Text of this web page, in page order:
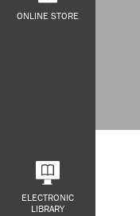
ONLINE STORE
ELECTRONIC
LIBRARY